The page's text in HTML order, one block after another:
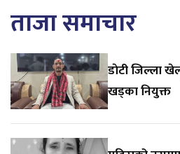
ताजा समाचार
डाेटी जिल्ला
खड्का नियुक्त